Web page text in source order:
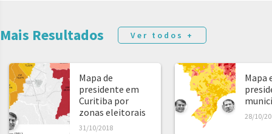
Mais Resultados Ver todos +
Mapa de
presidente em
Curitiba por
zonas eleitorais
31/10/2018
Mapa
28/10/